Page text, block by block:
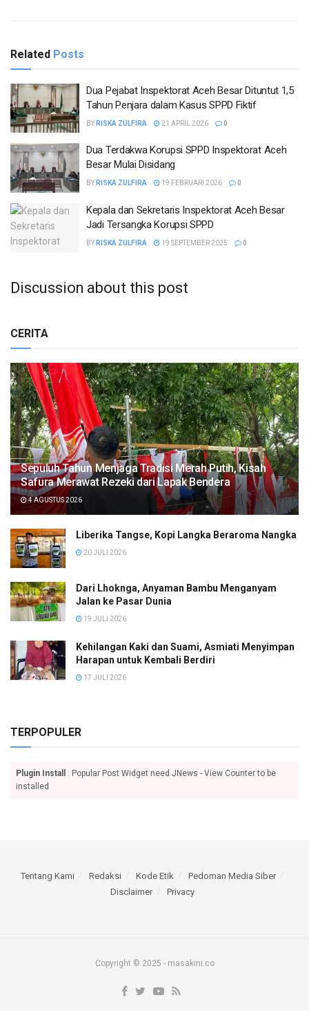
Related Posts
Dua Pejabat Inspektorat Aceh Besar Dituntut 1,5
Tahun Penjara dalam Kasus SPPD Fiktif
BY RISKA ZULFIRA 21 APRIL 2026 0
Dua Terdakwa Korupsi SPPD Inspektorat Aceh
Besar Mulai Disidang
BY RISKA ZULFIRA 19 FEBRUARI 2026 0
Kepala dan Sekretaris Inspektorat Aceh Besar
Jadi Tersangka Korupsi SPPD
BY RISKA ZULFIRA 19 SEPTEMBER 2025 0
Discussion about this post
CERITA
Sepuluh Tahun Menjaga Tradisi Merah Putih, Kisah
Safura Merawat Rezeki dari Lapak Bendera
4 AGUSTUS 2026
Liberika Tangse, Kopi Langka Beraroma Nangka
20 JULI 2026
Dari Lhoknga, Anyaman Bambu Menganyam
Jalan ke Pasar Dunia
19 JULI 2026
Kehilangan Kaki dan Suami, Asmiati Menyimpan
Harapan untuk Kembali Berdiri
17 JULI 2026
TERPOPULER
Plugin Install
: Popular Post Widget need JNews - View Counter to be
installed
Tentang Kami Redaksi Kode Etik
Pedoman Media Siber
Disclaimer
Privacy
Copyright © 2025 - masakini.co